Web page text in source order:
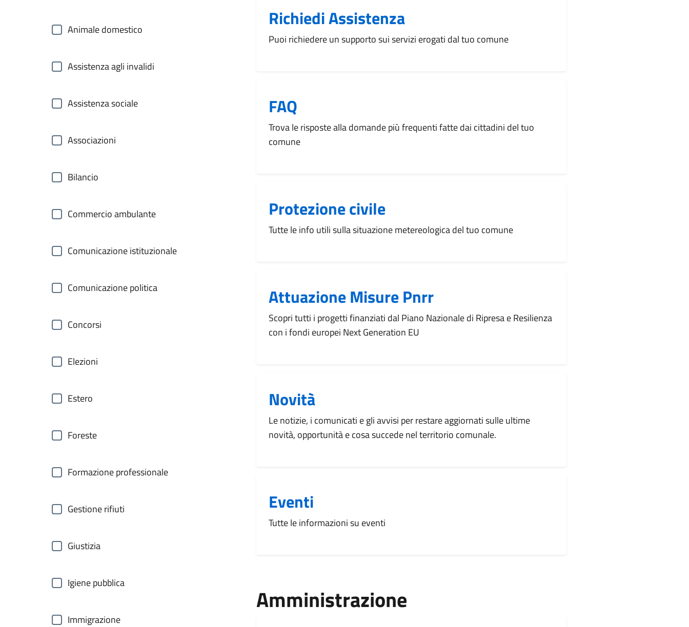
Animale domestico
Assistenza agli invalidi
Assistenza sociale
Associazioni
Bilancio
Commercio ambulante
Comunicazione istituzionale
Comunicazione politica
Concorsi
Elezioni
Estero
Foreste
Formazione professionale
Gestione rifiuti
Giustizia
Igiene pubblica
Immigrazione
Richiedi Assistenza
Puoi richiedere un supporto sui servizi erogati dal tuo comune
FAQ
Trova le risposte alla domande più frequenti fatte dai cittadini del tuo
comune
Protezione civile
Tutte le info utili sulla situazione metereologica del tuo comune
Attuazione Misure Pnrr
Scopri tutti i progetti finanziati dal Piano Nazionale di Ripresa e Resilienza
con i fondi europei Next Generation EU
Novità
Le notizie, i comunicati e gli avvisi per restare aggiornati sulle ultime
novità, opportunità e cosa succede nel territorio comunale.
Eventi
Tutte le informazioni su eventi
Amministrazione